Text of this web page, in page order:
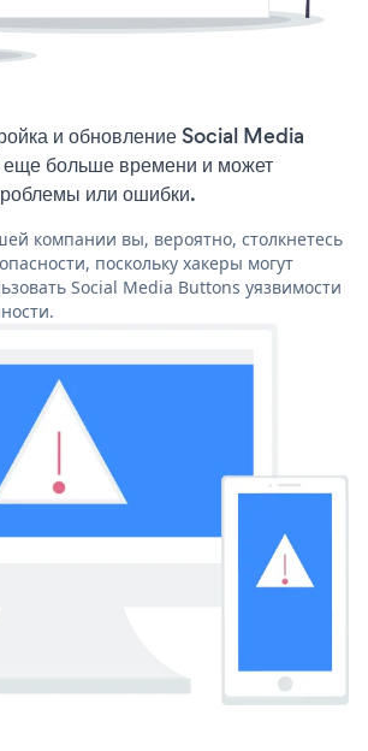
и обновление Social Media
больше времени и может
или ошибки.
компании вы, вероятно, столкнетесь
поскольку хакеры могут
Social Media Buttons уязвимости